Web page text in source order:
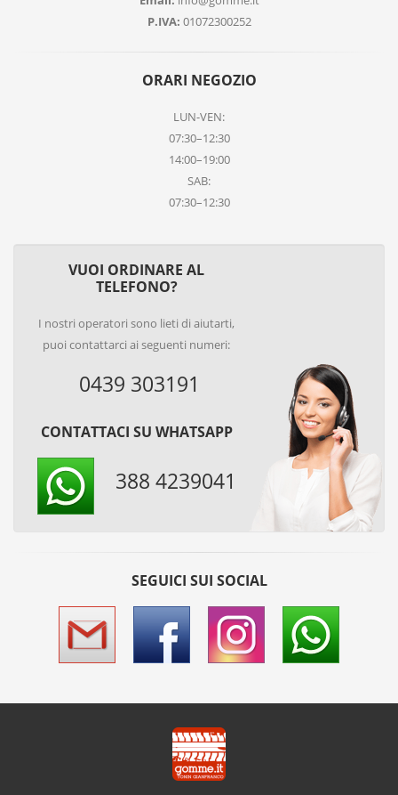
P.IVA: 01072300252
ORARI NEGOZIO
LUN-VEN:
07:30–12:30
14:00–19:00
SAB:
07:30–12:30
VUOI ORDINARE AL
TELEFONO?
I nostri operatori sono lieti di aiutarti,
puoi contattarci ai seguenti numeri:
0439 303191
CONTATTACI SU WHATSAPP
388 4239041
SEGUICI SUI SOCIAL